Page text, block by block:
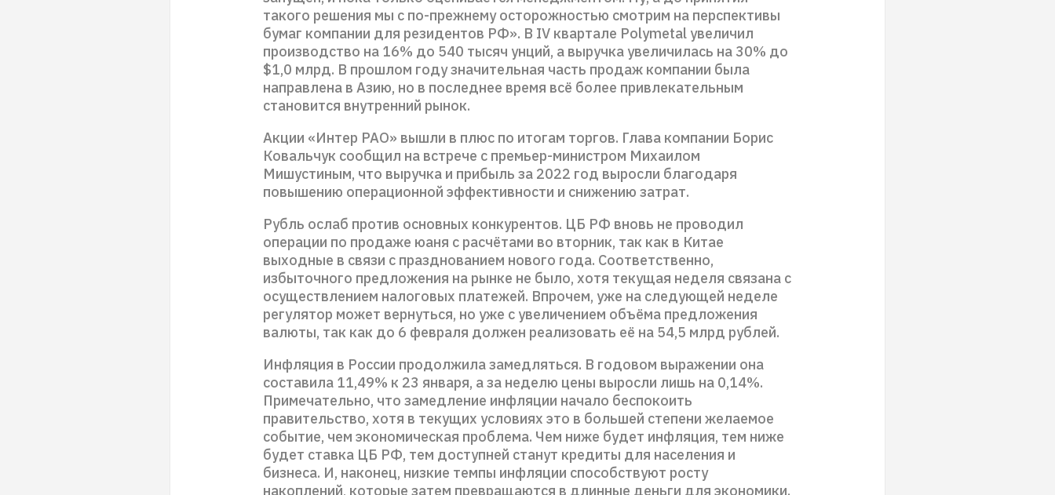
такого решения мы с по-прежнему осторожностью смотрим на перспективы
бумаг компании для резидентов РФ». В IV квартале Polymetal увеличил
производство на 16% до 540 тысяч унций, а выручка увеличилась на 30% до
$1,0 млрд. В прошлом году значительная часть продаж компании была
направлена в Азию, но в последнее время всё более привлекательным
становится внутренний рынок.
Акции «Интер РАО» вышли в плюс по итогам торгов. Глава компании Борис
Ковальчук сообщил на встрече с премьер-министром Михаилом
Мишустиным, что выручка и прибыль за 2022 год выросли благодаря
повышению операционной эффективности и снижению затрат.
Рубль ослаб против основных конкурентов. ЦБ РФ вновь не проводил
операции по продаже юаня с расчётами во вторник, так как в Китае
выходные в связи с празднованием нового года. Соответственно,
избыточного предложения на рынке не было, хотя текущая неделя связана с
осуществлением налоговых платежей. Впрочем, уже на следующей неделе
регулятор может вернуться, но уже с увеличением объёма предложения
валюты, так как до 6 февраля должен реализовать её на 54,5 млрд рублей.
Инфляция в России продолжила замедляться. В годовом выражении она
составила 11,49% к 23 января, а за неделю цены выросли лишь на 0,14%.
Примечательно, что замедление инфляции начало беспокоить
правительство, хотя в текущих условиях это в большей степени желаемое
событие, чем экономическая проблема. Чем ниже будет инфляция, тем ниже
будет ставка ЦБ РФ, тем доступней станут кредиты для населения и
бизнеса. И, наконец, низкие темпы инфляции способствуют росту
накоплений, которые затем превращаются в длинные деньги для экономики.